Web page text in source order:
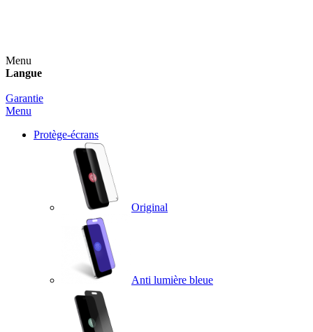
Menu
Langue
Garantie
Menu
Protège-écrans
Original
Anti lumière bleue